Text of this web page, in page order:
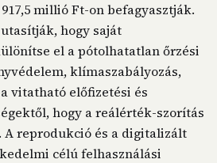
millió Ft-on befagyasztják.
hogy saját
el a pótolhatatlan őrzési
klímaszabályozás,
vitatható előfizetési és
hogy a reálérték-szorítás
A reprodukció és a digitalizált
célú felhasználási